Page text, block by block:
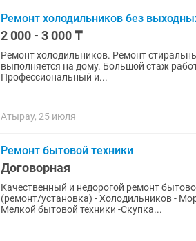
Ремонт холодильников без
2 000 - 3 000 ₸
Ремонт холодильников. Ремонт стиральных
выполняется на дому. Большой стаж
Профессиональный и...
Атырау, 25 июля
Ремонт бытовой техники
Договорная
Качественный и недорогой ремонт
(ремонт/установка) - Холодильников -
Мелкой бытовой техники -Скупка...